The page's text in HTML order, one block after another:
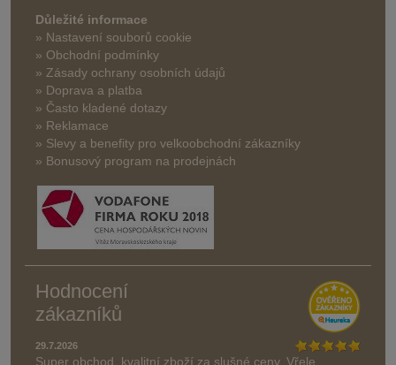
Důležité informace
» Nastavení souborů cookie
» Obchodní podmínky
» Zásady ochrany osobních údajů
» Doprava a platba
» Často kladené dotazy
» Reklamace
» Slevy a benefity pro velkoobchodní zákazníky
» Bonusový program na prodejnách
Hodnocení
zákazníků
29.7.2026
Super obchod, kvalitní zboží za slušné ceny. Vřele